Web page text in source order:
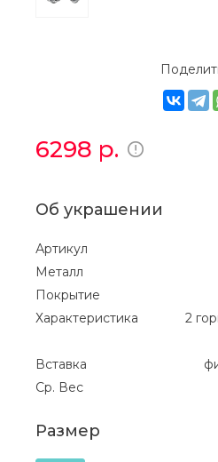
6298 р.
Об украшении
Артикул
Металл
Покрытие
Характеристика
2
Вставка
Ср. Вес
Размер